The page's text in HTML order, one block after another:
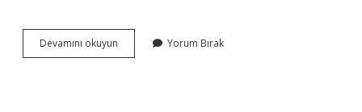
Devamını okuyun
Gebelik
Yorum Bırak